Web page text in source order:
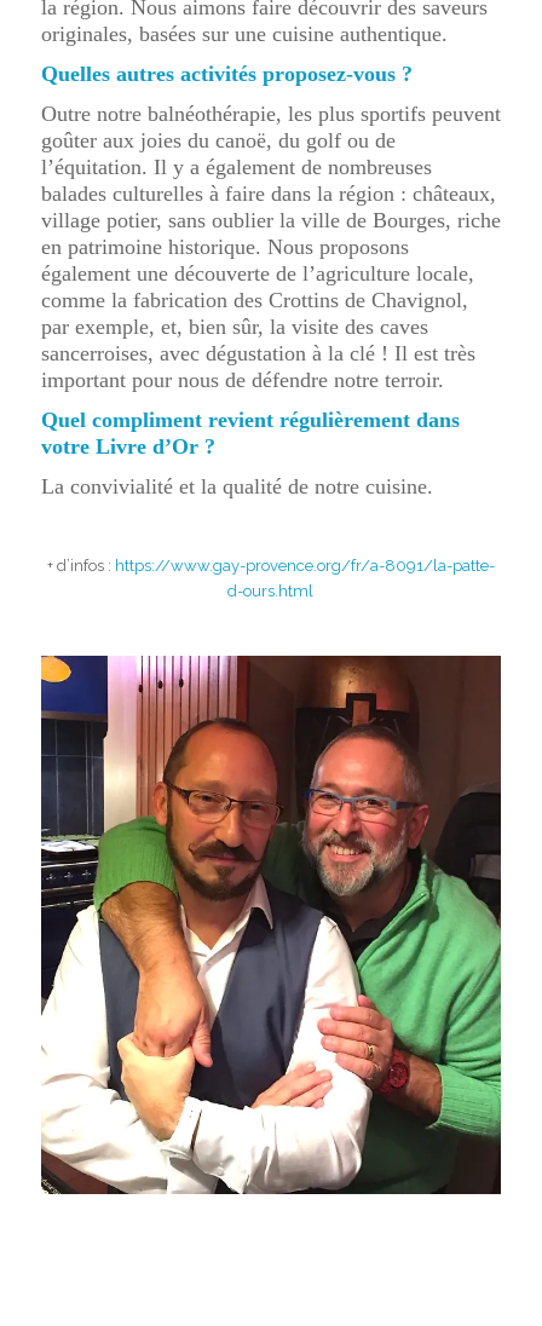
la région. Nous aimons faire découvrir des saveurs
originales, basées sur une cuisine authentique.
Quelles autres activités proposez-vous ?
Outre notre balnéothérapie, les plus sportifs peuvent
goûter aux joies du canoë, du golf ou de
l’équitation. Il y a également de nombreuses
balades culturelles à faire dans la région : châteaux,
village potier, sans oublier la ville de Bourges, riche
en patrimoine historique. Nous proposons
également une découverte de l’agriculture locale,
comme la fabrication des Crottins de Chavignol,
par exemple, et, bien sûr, la visite des caves
sancerroises, avec dégustation à la clé ! Il est très
important pour nous de défendre notre terroir.
Quel compliment revient régulièrement dans
votre Livre d’Or ?
La convivialité et la qualité de notre cuisine.
+ d’infos : https://www.gay-provence.org/fr/a-8091/la-patte-
d-ours.html